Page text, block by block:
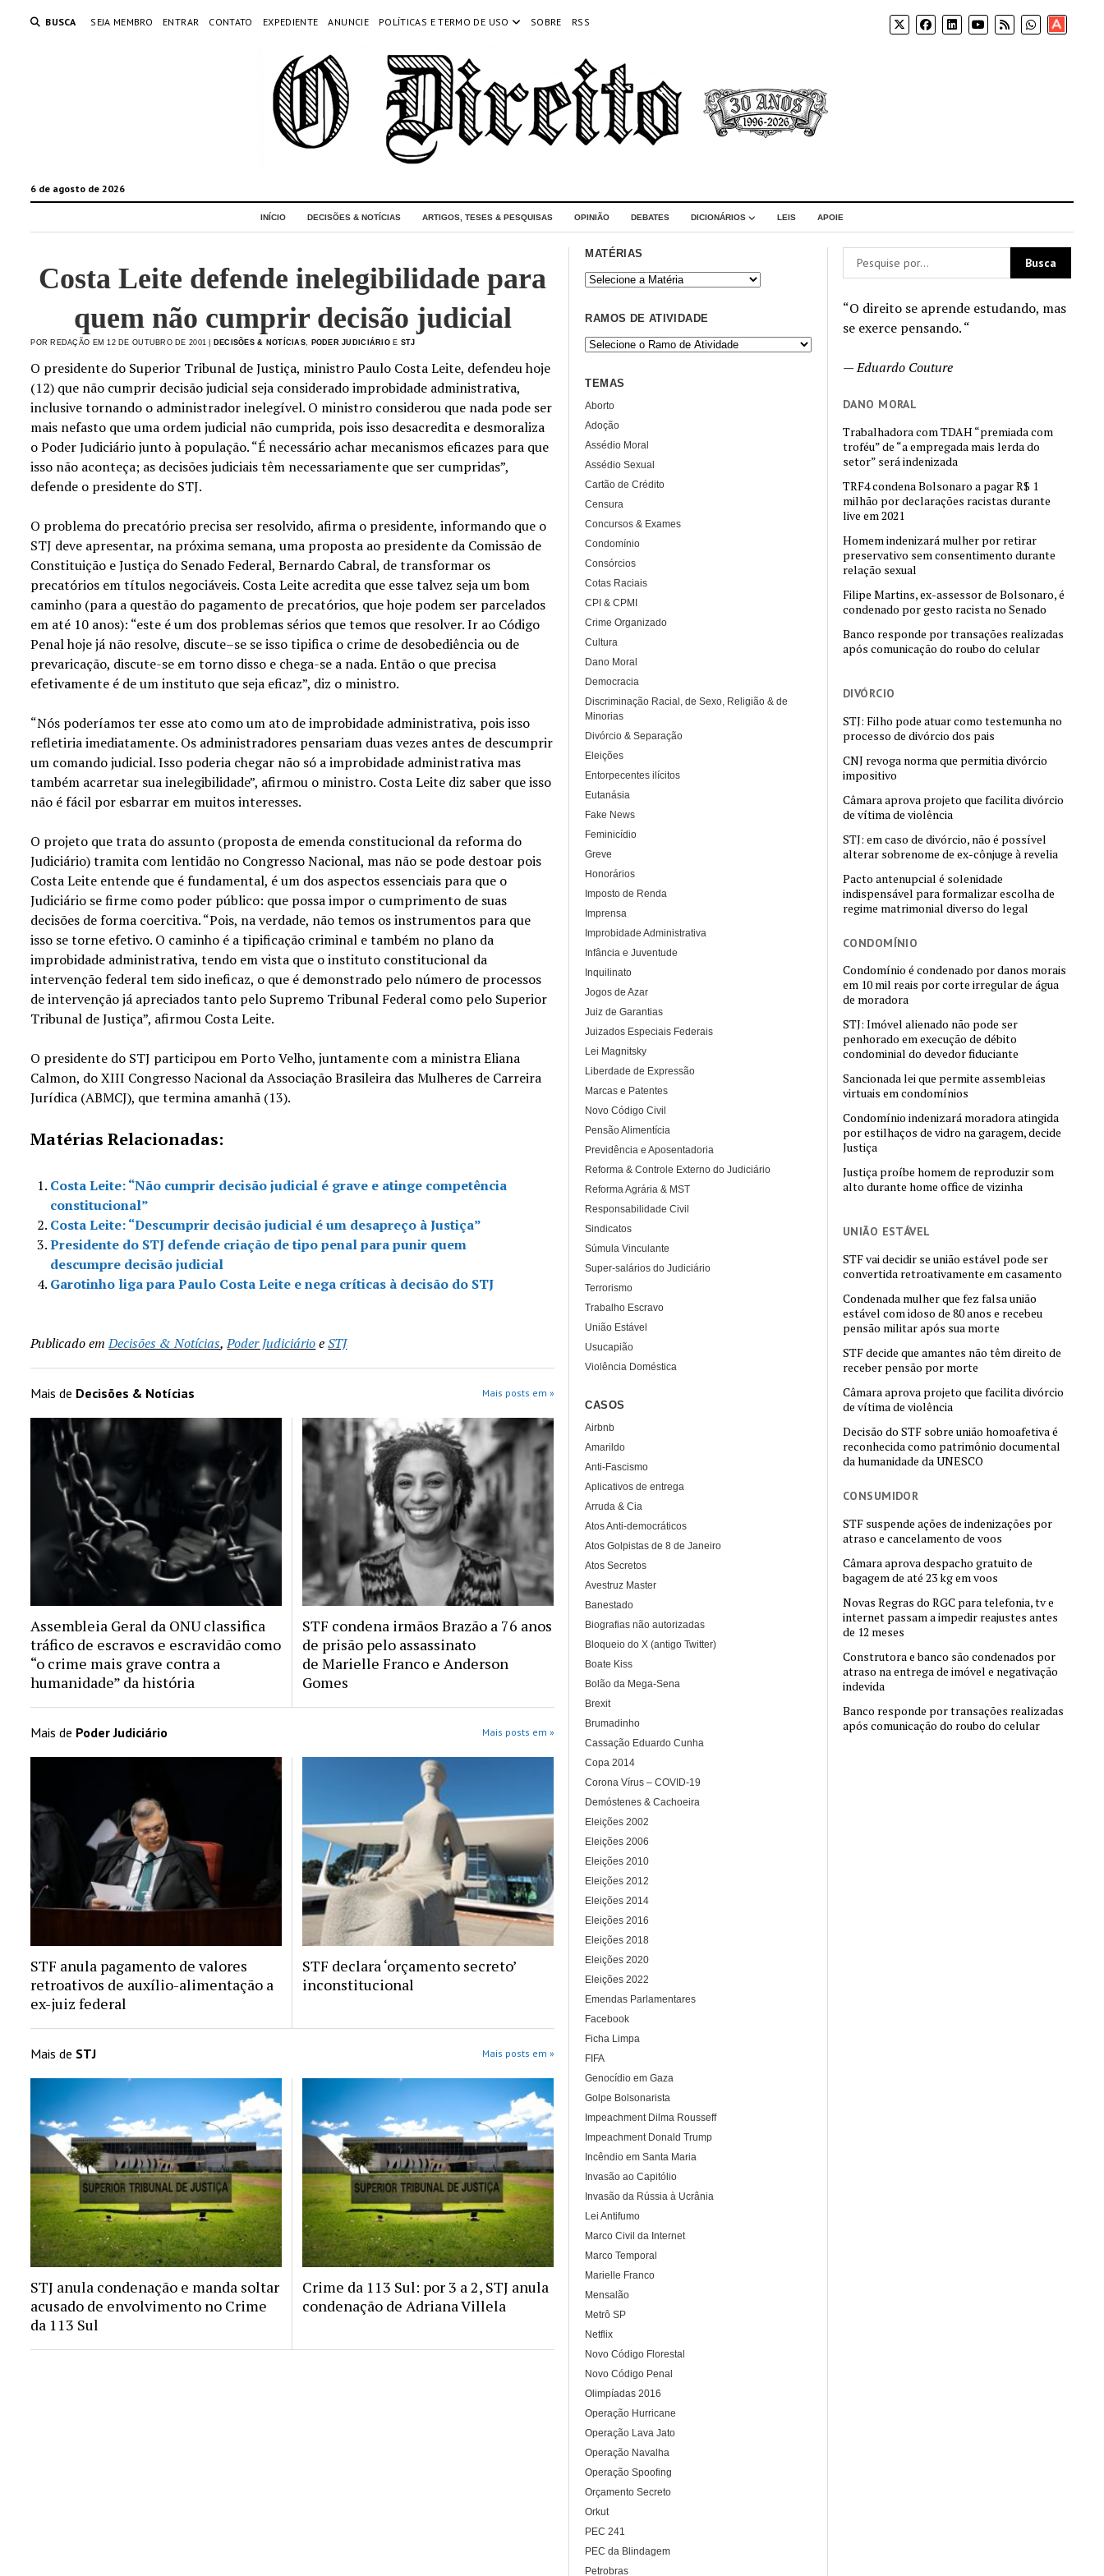
BUSCA SEJA MEMBRO ENTRAR CONTATO EXPEDIENTE ANUNCIE POLÍTICAS E TERMO DE USO SOBRE RSS
Apoia-
se
6 de agosto de 2026
INÍCIO DECISÕES & NOTÍCIAS ARTIGOS, TESES & PESQUISAS OPINIÃO DEBATES DICIONÁRIOS LEIS APOIE
“O direito se aprende estudando, mas
se exerce pensando. “
—Eduardo Couture
DANO MORAL
Trabalhadora com TDAH “premiada com
troféu” de “a empregada mais lerda do
setor” será indenizada
TRF4 condena Bolsonaro a pagar R$ 1
milhão por declarações racistas durante
live em 2021
Homem indenizará mulher por retirar
preservativo sem consentimento durante
relação sexual
Filipe Martins, ex-assessor de Bolsonaro, é
condenado por gesto racista no Senado
Banco responde por transações realizadas
após comunicação do roubo do celular
DIVÓRCIO
STJ: Filho pode atuar como testemunha no
processo de divórcio dos pais
CNJ revoga norma que permitia divórcio
impositivo
Câmara aprova projeto que facilita divórcio
de vítima de violência
STJ: em caso de divórcio, não é possível
alterar sobrenome de ex-cônjuge à revelia
Pacto antenupcial é solenidade
indispensável para formalizar escolha de
regime matrimonial diverso do legal
CONDOMÍNIO
Condomínio é condenado por danos morais
em 10 mil reais por corte irregular de água
de moradora
STJ: Imóvel alienado não pode ser
penhorado em execução de débito
condominial do devedor fiduciante
Sancionada lei que permite assembleias
virtuais em condomínios
Condomínio indenizará moradora atingida
por estilhaços de vidro na garagem, decide
Justiça
Justiça proíbe homem de reproduzir som
alto durante home office de vizinha
UNIÃO ESTÁVEL
STF vai decidir se união estável pode ser
convertida retroativamente em casamento
Condenada mulher que fez falsa união
estável com idoso de 80 anos e recebeu
pensão militar após sua morte
STF decide que amantes não têm direito de
receber pensão por morte
Câmara aprova projeto que facilita divórcio
de vítima de violência
Decisão do STF sobre união homoafetiva é
reconhecida como patrimônio documental
da humanidade da UNESCO
CONSUMIDOR
STF suspende ações de indenizações por
atraso e cancelamento de voos
Câmara aprova despacho gratuito de
bagagem de até 23 kg em voos
Novas Regras do RGC para telefonia, tv e
internet passam a impedir reajustes antes
de 12 meses
Construtora e banco são condenados por
atraso na entrega de imóvel e negativação
indevida
Banco responde por transações realizadas
após comunicação do roubo do celular
Costa Leite defende inelegibilidade para
quem não cumprir decisão judicial
POR REDAÇÃO EM 12 DE OUTUBRO DE 2001 | DECISÕES & NOTÍCIAS PODER JUDICIÁRIOE STJ
O presidente do Superior Tribunal de Justiça, ministro Paulo Costa Leite, defendeu hoje
(12) que não cumprir decisão judicial seja considerado improbidade administrativa,
inclusive tornando o administrador inelegível. O ministro considerou que nada pode ser
mais nefasto que uma ordem judicial não cumprida, pois isso desacredita e desmoraliza
o Poder Judiciário junto à população. “É necessário achar mecanismos eficazes para que
isso não aconteça; as decisões judiciais têm necessariamente que ser cumpridas”,
defende o presidente do STJ.
O problema do precatório precisa ser resolvido, afirma o presidente, informando que o
STJ deve apresentar, na próxima semana, uma proposta ao presidente da Comissão de
Constituição e Justiça do Senado Federal, Bernardo Cabral, de transformar os
precatórios em títulos negociáveis. Costa Leite acredita que esse talvez seja um bom
caminho (para a questão do pagamento de precatórios, que hoje podem ser parcelados
em até 10 anos): “este é um dos problemas sérios que temos que resolver. Ir ao Código
Penal hoje já não resolve, discute–se se isso tipifica o crime de desobediência ou de
prevaricação, discute-se em torno disso e chega-se a nada. Então o que precisa
efetivamente é de um instituto que seja eficaz”, diz o ministro.
“Nós poderíamos ter esse ato como um ato de improbidade administrativa, pois isso
refletiria imediatamente. Os administradores pensariam duas vezes antes de descumprir
um comando judicial. Isso poderia chegar não só a improbidade administrativa mas
também acarretar sua inelegibilidade”, afirmou o ministro. Costa Leite diz saber que isso
não é fácil por esbarrar em muitos interesses.
O projeto que trata do assunto (proposta de emenda constitucional da reforma do
Judiciário) tramita com lentidão no Congresso Nacional, mas não se pode destoar pois
Costa Leite entende que é fundamental, é um dos aspectos essenciais para que o
Judiciário se firme como poder público: que possa impor o cumprimento de suas
decisões de forma coercitiva. “Pois, na verdade, não temos os instrumentos para que
isso se torne efetivo. O caminho é a tipificação criminal e também no plano da
improbidade administrativa, tendo em vista que o instituto constitucional da
intervenção federal tem sido ineficaz, o que é demonstrado pelo número de processos
de intervenção já apreciados tanto pelo Supremo Tribunal Federal como pelo Superior
Tribunal de Justiça”, afirmou Costa Leite.
O presidente do STJ participou em Porto Velho, juntamente com a ministra Eliana
Calmon, do XIII Congresso Nacional da Associação Brasileira das Mulheres de Carreira
Jurídica (ABMCJ), que termina amanhã (13).
Matérias Relacionadas:
Costa Leite: “Não cumprir decisão judicial é grave e atinge competência
constitucional”
Costa Leite: “Descumprir decisão judicial é um desapreço à Justiça”
Presidente do STJ defende criação de tipo penal para punir quem
descumpre decisão judicial
Garotinho liga para Paulo Costa Leite e nega críticas à decisão do STJ
Publicado em Decisões & Notícias,Poder JudiciárioeSTJ
Mais de Decisões & Notícias Mais posts em »
Assembleia Geral da ONU classifica
tráfico de escravos e escravidão como
“o crime mais grave contra a
humanidade” da história
STF condena irmãos Brazão a 76 anos
de prisão pelo assassinato
de Marielle Franco e Anderson
Gomes
Mais de Poder Judiciário Mais posts em »
STF anula pagamento de valores
retroativos de auxílio-alimentação a
ex-juiz federal
STF declara ‘orçamento secreto’
inconstitucional
Mais de STJ Mais posts em »
STJ anula condenação e manda soltar
acusado de envolvimento no Crime
da 113 Sul
Crime da 113 Sul: por 3 a 2, STJ anula
condenação de Adriana Villela
MATÉRIAS
RAMOS DE ATIVIDADE
TEMAS
Aborto
Adoção
Assédio Moral
Assédio Sexual
Cartão de Crédito
Censura
Concursos & Exames
Condomínio
Consórcios
Cotas Raciais
CPI & CPMI
Crime Organizado
Cultura
Dano Moral
Democracia
Discriminação Racial, de Sexo, Religião & de
Minorias
Divórcio & Separação
Eleições
Entorpecentes ilícitos
Eutanásia
Fake News
Feminicídio
Greve
Honorários
Imposto de Renda
Imprensa
Improbidade Administrativa
Infância e Juventude
Inquilinato
Jogos de Azar
Juiz de Garantias
Juizados Especiais Federais
Lei Magnitsky
Liberdade de Expressão
Marcas e Patentes
Novo Código Civil
Pensão Alimentícia
Previdência e Aposentadoria
Reforma & Controle Externo do Judiciário
Reforma Agrária & MST
Responsabilidade Civil
Sindicatos
Súmula Vinculante
Super-salários do Judiciário
Terrorismo
Trabalho Escravo
União Estável
Usucapião
Violência Doméstica
CASOS
Airbnb
Amarildo
Anti-Fascismo
Aplicativos de entrega
Arruda & Cia
Atos Anti-democráticos
Atos Golpistas de 8 de Janeiro
Atos Secretos
Avestruz Master
Banestado
Biografias não autorizadas
Bloqueio do X (antigo Twitter)
Boate Kiss
Bolão da Mega-Sena
Brexit
Brumadinho
Cassação Eduardo Cunha
Copa 2014
Corona Vírus – COVID-19
Demóstenes & Cachoeira
Eleições 2002
Eleições 2006
Eleições 2010
Eleições 2012
Eleições 2014
Eleições 2016
Eleições 2018
Eleições 2020
Eleições 2022
Emendas Parlamentares
Facebook
Ficha Limpa
FIFA
Genocídio em Gaza
Golpe Bolsonarista
Impeachment Dilma Rousseff
Impeachment Donald Trump
Incêndio em Santa Maria
Invasão ao Capitólio
Invasão da Rússia à Ucrânia
Lei Antifumo
Marco Civil da Internet
Marco Temporal
Marielle Franco
Mensalão
Metrô SP
Netflix
Novo Código Florestal
Novo Código Penal
Olimpíadas 2016
Operação Hurricane
Operação Lava Jato
Operação Navalha
Operação Spoofing
Orçamento Secreto
Orkut
PEC 241
PEC da Blindagem
Petrobras